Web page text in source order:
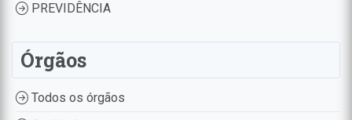
PREVIDÊNCIA
Órgãos
Todos os órgãos